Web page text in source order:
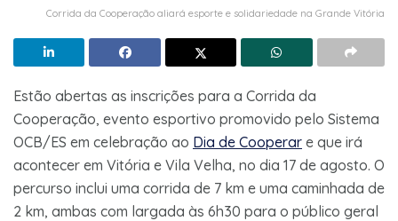
Corrida da Cooperação aliará esporte e solidariedade na Grande Vitória
Estão abertas as inscrições para a Corrida da
Cooperação, evento esportivo promovido pelo Sistema
OCB/ES em celebração ao Dia de Cooperar e que irá
acontecer em Vitória e Vila Velha, no dia 17 de agosto. O
percurso inclui uma corrida de 7 km e uma caminhada de
2 km, ambas com largada às 6h30 para o público geral